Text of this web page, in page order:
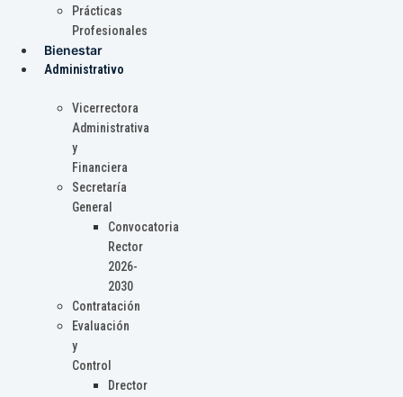
Prácticas
Profesionales
Bienestar
Administrativo
Vicerrectora
Administrativa
y
Financiera
Secretaría
General
Convocatoria
Rector
2026-
2030
Contratación
Evaluación
y
Control
Drector